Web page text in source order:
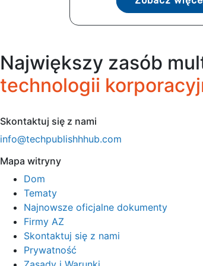
Największy zasób
technologii
Skontaktuj się z nami
info@techpublishhhub.com
Mapa witryny
Dom
Tematy
Najnowsze oficjalne dokumenty
Firmy AZ
Skontaktuj się z nami
Prywatność